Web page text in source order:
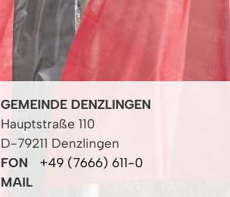
GEMEINDE DENZLINGEN
Hauptstraße 110
D-79211 Denzlingen
FON
+49 (7666) 611-0
MAIL